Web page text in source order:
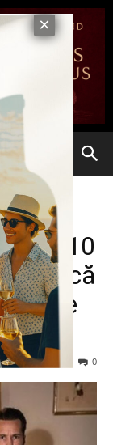
10
pare că
pe
0